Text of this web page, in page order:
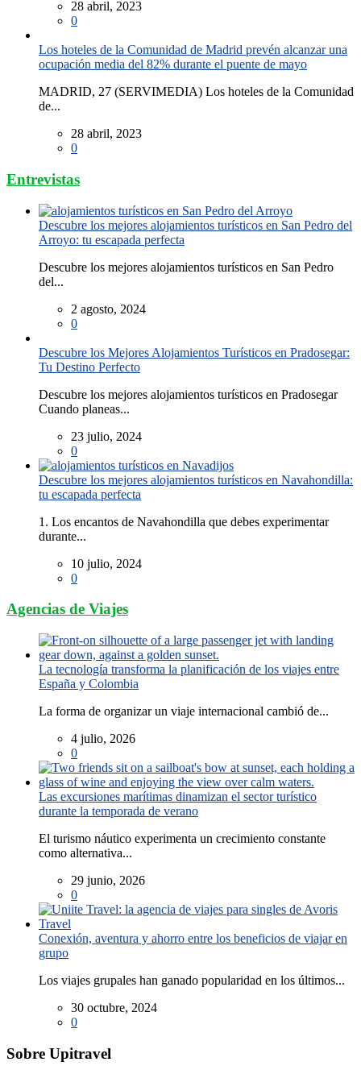
28 abril, 2023
0
Los hoteles de la Comunidad de Madrid prevén alcanzar una
ocupación media del 82% durante el puente de mayo
MADRID, 27 (SERVIMEDIA) Los hoteles de la Comunidad
de...
28 abril, 2023
0
Entrevistas
Descubre los mejores alojamientos turísticos en San Pedro del
Arroyo: tu escapada perfecta
Descubre los mejores alojamientos turísticos en San Pedro
del...
2 agosto, 2024
0
Descubre los Mejores Alojamientos Turísticos en Pradosegar:
Tu Destino Perfecto
Descubre los mejores alojamientos turísticos en Pradosegar
Cuando planeas...
23 julio, 2024
0
Descubre los mejores alojamientos turísticos en Navahondilla:
tu escapada perfecta
1. Los encantos de Navahondilla que debes experimentar
durante...
10 julio, 2024
0
Agencias de Viajes
La tecnología transforma la planificación de los viajes entre
España y Colombia
La forma de organizar un viaje internacional cambió de...
4 julio, 2026
0
Las excursiones marítimas dinamizan el sector turístico
durante la temporada de verano
El turismo náutico experimenta un crecimiento constante
como alternativa...
29 junio, 2026
0
Conexión, aventura y ahorro entre los beneficios de viajar en
grupo
Los viajes grupales han ganado popularidad en los últimos...
30 octubre, 2024
0
Sobre Upitravel